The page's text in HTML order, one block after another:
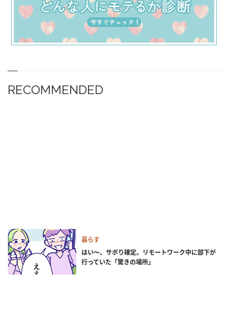
RECOMMENDED
暮らす
はい～、サボり確定。リモートワーク中に部下が
行っていた「驚きの場所」